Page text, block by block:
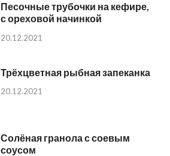
Песочные трубочки на кефире,
с ореховой начинкой
20.12.2021
Трёхцветная рыбная запеканка
20.12.2021
Солёная гранола с соевым
соусом